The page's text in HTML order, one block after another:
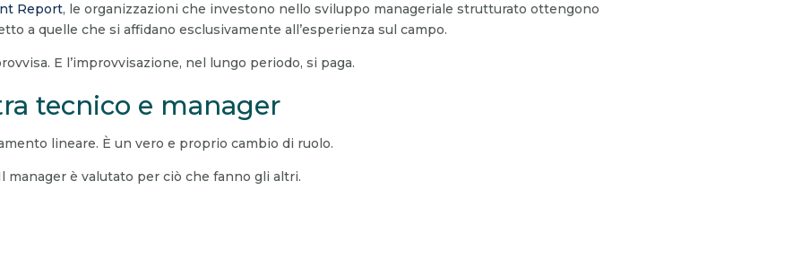
Report, le organizzazioni che investono nello sviluppo manageriale strutturato ottengono
a quelle che si affidano esclusivamente all’esperienza sul campo.
E l’improvvisazione, nel lungo periodo, si paga.
tecnico e manager
lineare. È un vero e proprio cambio di ruolo.
è valutato per ciò che fanno gli altri.